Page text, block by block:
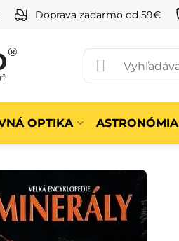
Doprava zadarmo od 59€
OPTIKA ASTRONÓMIA